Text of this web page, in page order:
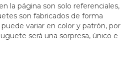
la página son solo referenciales,
son fabricados de forma
variar en color y patrón, por
será una sorpresa, único e